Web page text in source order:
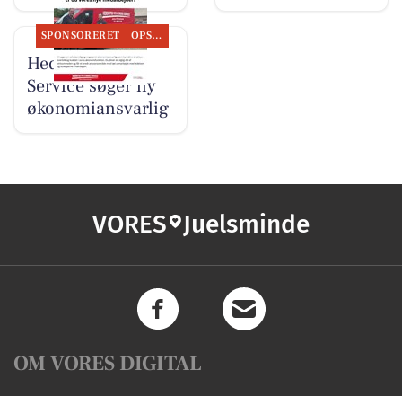
SPONSORERET OPSLAGSTAVLEN
Hedensted VVS
Service søger ny
økonomiansvarlig
VORES Juelsminde
OM VORES DIGITAL